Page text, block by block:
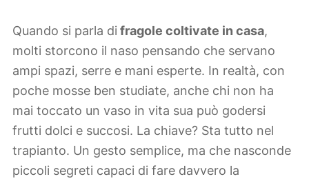
Quando si parla di fragole coltivate in casa,
molti storcono il naso pensando che servano
ampi spazi, serre e mani esperte. In realtà, con
poche mosse ben studiate, anche chi non ha
mai toccato un vaso in vita sua può godersi
frutti dolci e succosi. La chiave? Sta tutto nel
trapianto. Un gesto semplice, ma che nasconde
piccoli segreti capaci di fare davvero la